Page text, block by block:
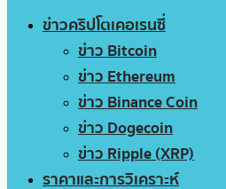
ข่าวคริปโตเคอเรนซี่
ข่าว Bitcoin
ข่าว Ethereum
ข่าว Binance Coin
ข่าว Dogecoin
ข่าว Ripple (XRP)
ราคาและการวิเคราะห์